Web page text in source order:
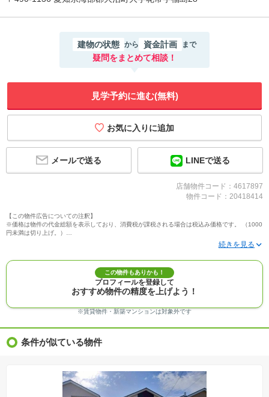
建物の状態 から 資金計画 まで
疑問をまとめて相談！
見学予約に進む(無料)
メールで送る LINEで送る
店舗物件コード：4617897
物件コード：20418414
【この物件広告についての注釈】
※価格は物件の代金総額を表示しており、消費税が課税される場合は税込み価格です。 （1000
円未満は切り上げ。）
※写真に写っている、またはパース（絵）や間取り図に描かれている家具や車などは、特にコ
※建築条件付き土地価格には、建物価格は含まれません。
※物件情報は、原則として情報提供日の２日前に最終確認した情報です。
※完成予想図はいずれも外構、植栽、外観等実際のものとは多少異なることがあります。
※モデルルーム・モデルハウス・展示場・ショールームの画像の場合、今回販売の物件と異な
※ＣＧ合成の画像の場合、実際とは多少異なる場合があります。
※物件特徴：販売戸数が複数の物件は、全ての住戸に該当しない項目もあります。
※価格更新：物件価格が変更された日から１週間表示されます。
※建築条件土地の情報内に掲載されている、建物プラン例は、土地購入者の設計プランの参考
の一例であって、プランの採用可否は任意です。
※土地（建築条件なし）で「建物プラン例」が表記してある時、そのプラン例は特定の建築請
この物件もありかも！
プロフィールを登録して
おすすめ物件の精度を上げよう！
※賃貸物件・新築マンションは対象外です
条件が似ている物件